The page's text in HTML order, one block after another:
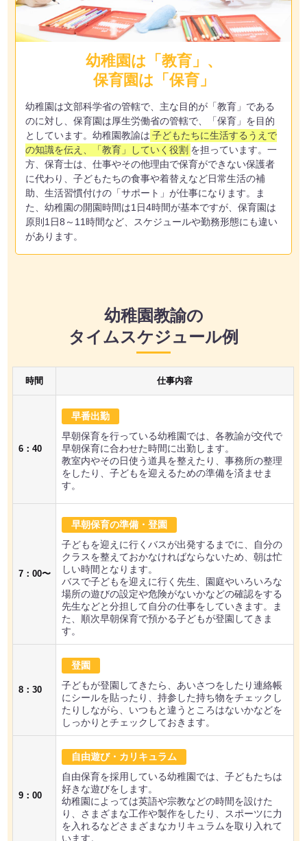
幼稚園は「教育」、
保育園は「保育」
幼稚園は文部科学省の管轄で、主な目的が「教育」である
のに対し、保育園は厚生労働省の管轄で、「保育」を目的
としています。幼稚園教諭は 子どもたちに生活するうえで
の知識を伝え、「教育」していく役割 を担っています。一
方、保育士は、仕事やその他理由で保育ができない保護者
に代わり、子どもたちの食事や着替えなど日常生活の補
助、生活習慣付けの「サポート」が仕事になります。ま
た、幼稚園の開園時間は1日4時間が基本ですが、保育園は
原則1日8～11時間など、スケジュールや勤務形態にも違い
があります。
幼稚園教諭の
タイムスケジュール例
時間 仕事内容
6：40
早番出勤
早朝保育を行っている幼稚園では、各教諭が交代で
早朝保育に合わせた時間に出勤します。
教室内やその日使う道具を整えたり、事務所の整理
をしたり、子どもを迎えるための準備を済ませま
す。
7：00〜
早朝保育の準備・登園
子どもを迎えに行くバスが出発するまでに、自分の
クラスを整えておかなければならないため、朝は忙
しい時間となります。
バスで子どもを迎えに行く先生、園庭やいろいろな
場所の遊びの設定や危険がないかなどの確認をする
先生などと分担して自分の仕事をしていきます。ま
た、順次早朝保育で預かる子どもが登園してきま
す。
8：30
登園
子どもが登園してきたら、あいさつをしたり連絡帳
にシールを貼ったり、持参した持ち物をチェックし
たりしながら、いつもと違うところはないかなどを
しっかりとチェックしておきます。
9：00
自由遊び・カリキュラム
自由保育を採用している幼稚園では、子どもたちは
好きな遊びをします。
幼稚園によっては英語や宗教などの時間を設けた
り、さまざまな工作や製作をしたり、スポーツに力
を入れるなどさまざまなカリキュラムを取り入れて
います。